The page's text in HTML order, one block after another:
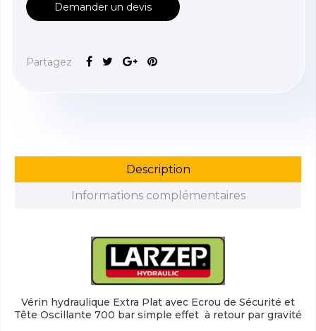
Demander un devis
Partagez
Description
Informations complémentaires
Vérin hydraulique Extra Plat avec Ecrou de Sécurité et
Tête Oscillante 700 bar simple effet à retour par gravité